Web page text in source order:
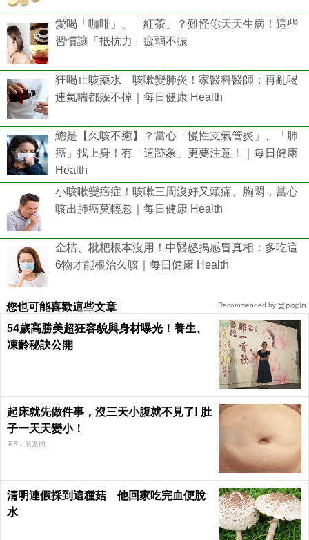
愛喝「咖啡」、「紅茶」？難怪你天天生病！這些
習慣讓「抵抗力」疲弱不振
狂喝止咳藥水 咳嗽變肺炎！家醫科醫師：再亂喝
連氣喘都躲不掉｜每日健康 Health
總是【久咳不癒】？當心「慢性支氣管炎」、「肺
癌」找上身！有「這跡象」更要注意！｜每日健康
Health
小咳嗽變癌症！咳嗽三周沒好又頭痛、胸悶，當心
咳出肺癌莫輕忽｜每日健康 Health
金桔、枇杷根本沒用！中醫怒揭感冒真相：多吃這
6物才能根治久咳｜每日健康 Health
您也可能喜歡這些文章
54歲高勝美超狂容貌與身材曝光！養生、
凍齡秘訣公開
起床就先做件事，沒三天小腹就不見了! 肚
子一天天變小！
PR．新素簡
清明連假採到這種菇 他回家吃完血便脫
水
Recommended by